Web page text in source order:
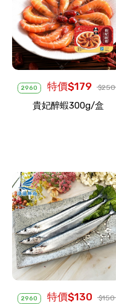
2960 特價$179 $250
貴妃醉蝦300g/盒
2960 特價$130 $150